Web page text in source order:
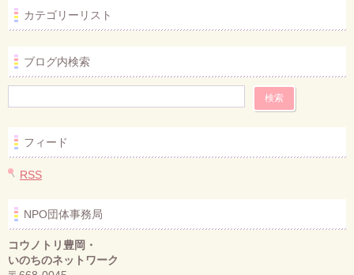
カテゴリーリスト
ブログ内検索
フィード
RSS
NPO団体事務局
コウノトリ豊岡・
いのちのネットワーク